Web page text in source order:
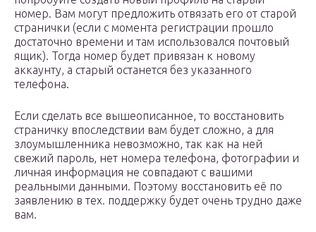
номер. Вам могут предложить отвязать его от старой
странички (если с момента регистрации прошло
достаточно времени и там использовался почтовый
ящик). Тогда номер будет привязан к новому
аккаунту, а старый останется без указанного
телефона.
Если сделать все вышеописанное, то восстановить
страничку впоследствии вам будет сложно, а для
злоумышленника невозможно, так как на ней
свежий пароль, нет номера телефона, фотографии и
личная информация не совпадают с вашими
реальными данными. Поэтому восстановить её по
заявлению в тех. поддержку будет очень трудно даже
вам.